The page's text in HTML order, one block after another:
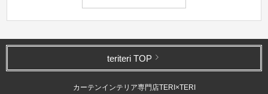
teriteri TOP
カーテンインテリア専門店TERI×TERI